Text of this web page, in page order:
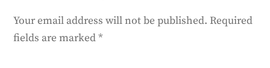
Your email address will not be published. Required
fields are marked*